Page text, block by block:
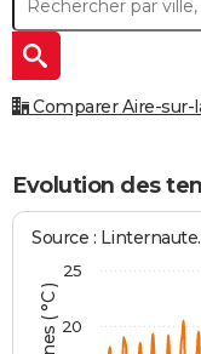
Retraite
Impôts
Epargne
Immobilier
Risques naturels par
Banque
Assurance
Crédit
AUTO
Essais
Réserver un essai
Citadines
Berlines
SUV
Forum auto
+
HIGH-TECH
Forum
Aménagement intérieur
Extérieur
Cuisine
Salle de bains
Jardinage
Rangement
+WEEK-END
Guides de France
Escapades
Patrimoine
Expositions
Musées
Week-end nature
LIFESTYLE
Art de vivre
Bien-être
Loisirs
Modes de vie
SANTE
Alimentation
Guide de la santé
Maladies
Médicaments
Sommeil
VOYAGE
Comparer Aire-sur-
Evolution des
Source :
20
25